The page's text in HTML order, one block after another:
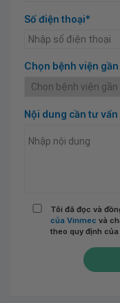
Số điện thoại*
Chọn bệnh viện
Nội dung cần tư vấn
Tôi đã đọc và
của Vinmec và
theo quy định của